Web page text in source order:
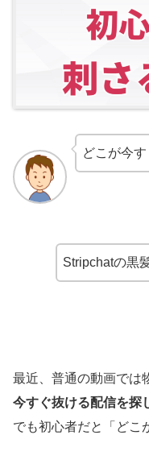
どこが今
Stripchatの黒
最近、普通の動画では
今すぐ抜ける配信を探
でも初心者だと「どこ